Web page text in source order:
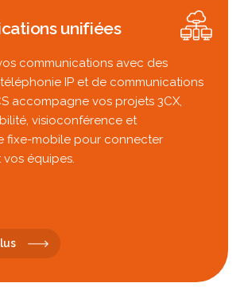
unifiées
communications avec des
IP et de communications
accompagne vos projets 3CX,
visioconférence et
fixe-mobile pour connecter
équipes.